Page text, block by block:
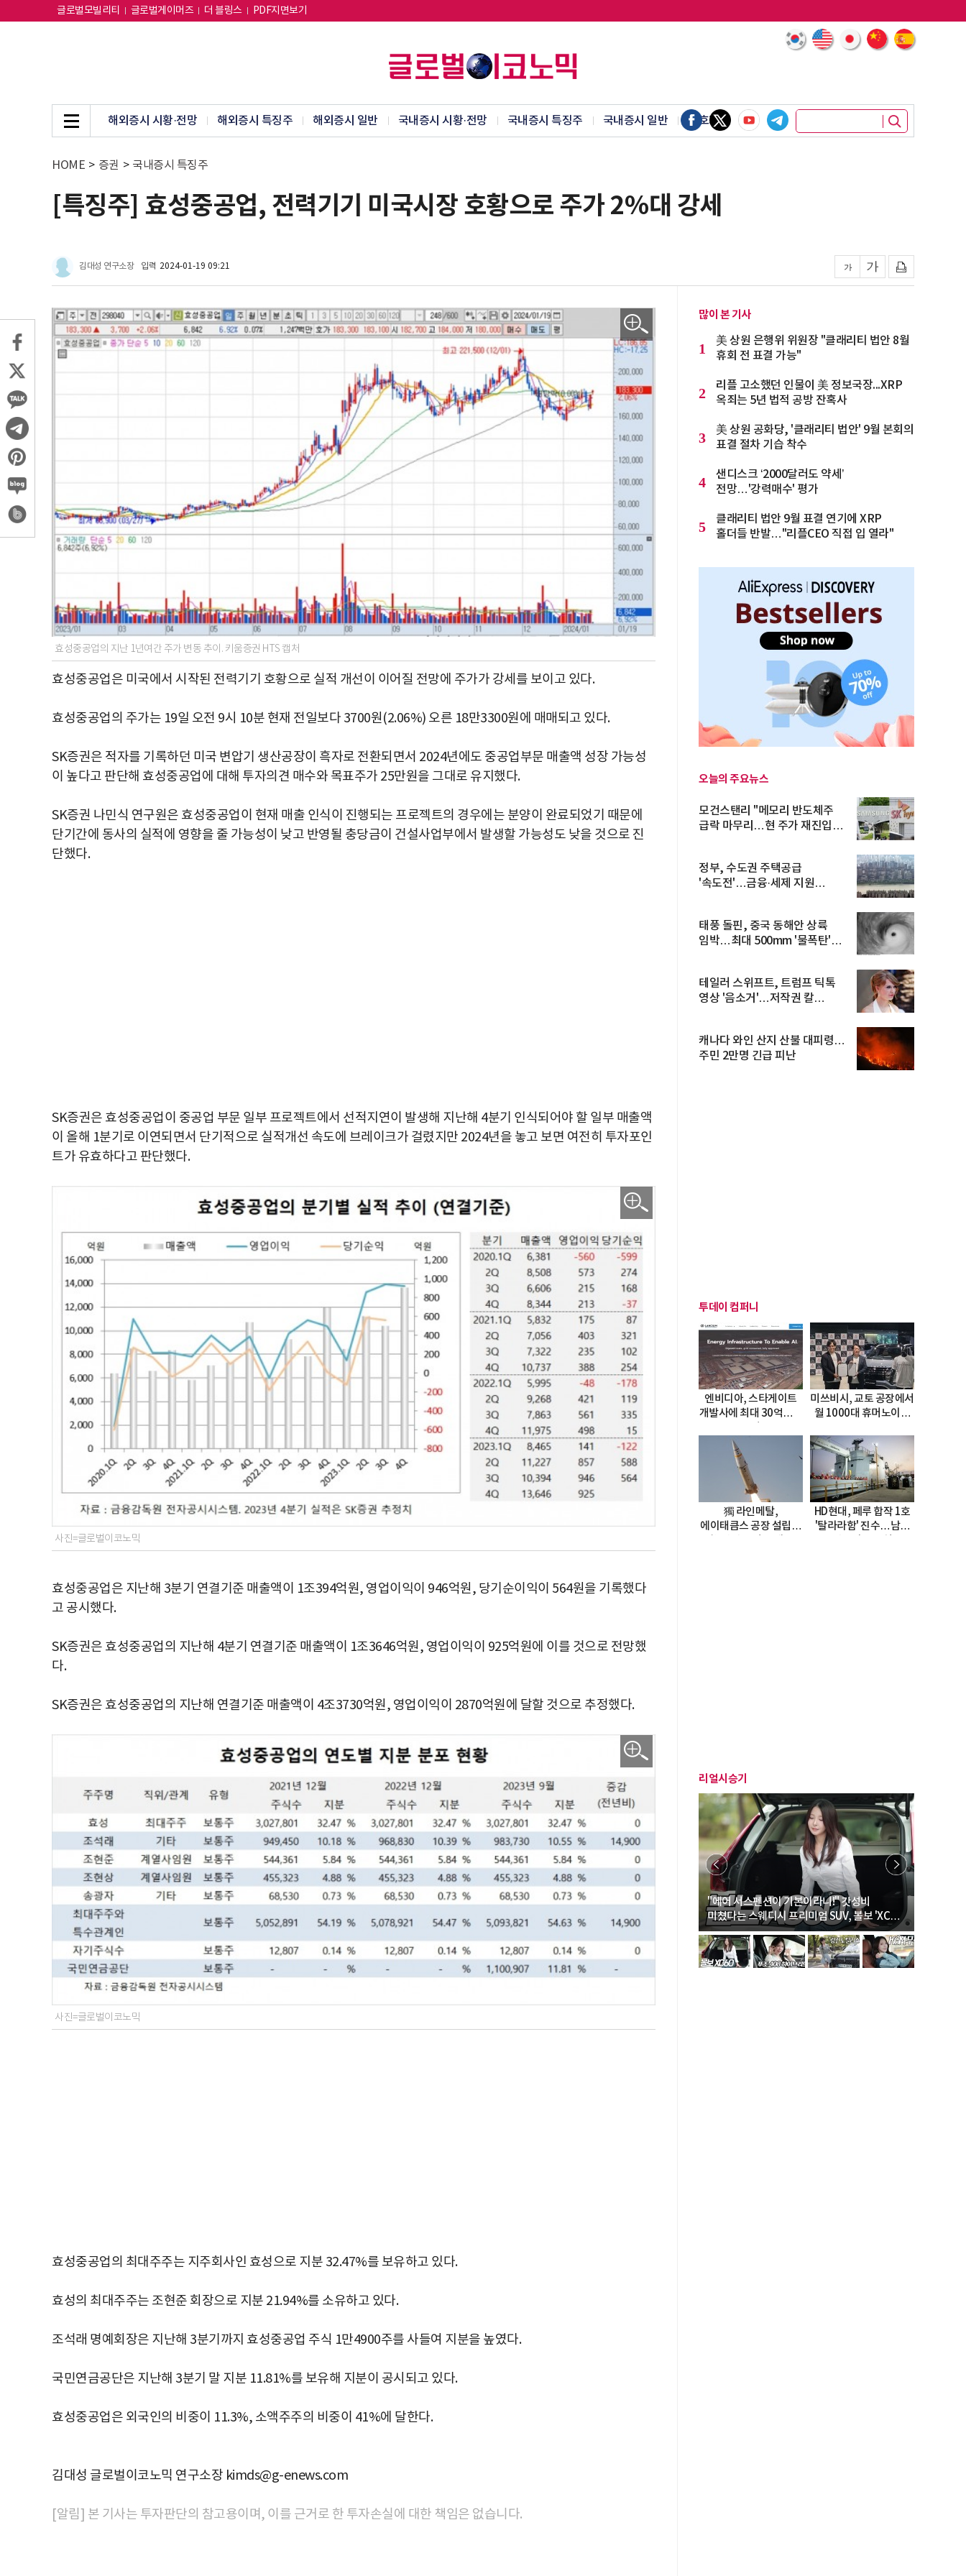
글로벌모빌리티 글로벌게이머즈 더 블링스 PDF지면보기
해외증시 시황·전망 해외증시 특징주 해외증시 일반 국내증시 시황·전망 국내증시 특징주 국내증시 일반 암호화폐
HOME > 증권 > 국내증시 특징주
[특징주] 효성중공업, 전력기기 미국시장 호황으로 주가 2%대 강세
김대성 연구소장 입력 2024-01-19 09:21
효성중공업의 지난 1년여간 주가 변동 추이. 키움증권 HTS 캡처
효성중공업은 미국에서 시작된 전력기기 호황으로 실적 개선이 이어질 전망에 주가가 강세를 보이고 있다.
효성중공업의 주가는 19일 오전 9시 10분 현재 전일보다 3700원(2.06%) 오른 18만3300원에 매매되고 있다.
SK증권은 적자를 기록하던 미국 변압기 생산공장이 흑자로 전환되면서 2024년에도 중공업부문 매출액 성장 가능성
이 높다고 판단해 효성중공업에 대해 투자의견 매수와 목표주가 25만원을 그대로 유지했다.
SK증권 나민식 연구원은 효성중공업이 현재 매출 인식이 진행되는 프로젝트의 경우에는 분양이 완료되었기 때문에
단기간에 동사의 실적에 영향을 줄 가능성이 낮고 반영될 충당금이 건설사업부에서 발생할 가능성도 낮을 것으로 진
단했다.
SK증권은 효성중공업이 중공업 부문 일부 프로젝트에서 선적지연이 발생해 지난해 4분기 인식되어야 할 일부 매출액
이 올해 1분기로 이연되면서 단기적으로 실적개선 속도에 브레이크가 걸렸지만 2024년을 놓고 보면 여전히 투자포인
트가 유효하다고 판단했다.
사진=글로벌이코노믹
효성중공업은 지난해 3분기 연결기준 매출액이 1조394억원, 영업이익이 946억원, 당기순이익이 564원을 기록했다
고 공시했다.
SK증권은 효성중공업의 지난해 4분기 연결기준 매출액이 1조3646억원, 영업이익이 925억원에 이를 것으로 전망했
다.
SK증권은 효성중공업의 지난해 연결기준 매출액이 4조3730억원, 영업이익이 2870억원에 달할 것으로 추정했다.
사진=글로벌이코노믹
효성중공업의 최대주주는 지주회사인 효성으로 지분 32.47%를 보유하고 있다.
효성의 최대주주는 조현준 회장으로 지분 21.94%를 소유하고 있다.
조석래 명예회장은 지난해 3분기까지 효성중공업 주식 1만4900주를 사들여 지분을 높였다.
국민연금공단은 지난해 3분기 말 지분 11.81%를 보유해 지분이 공시되고 있다.
효성중공업은 외국인의 비중이 11.3%, 소액주주의 비중이 41%에 달한다.
김대성 글로벌이코노믹 연구소장 kimds@g-enews.com
[알림] 본 기사는 투자판단의 참고용이며, 이를 근거로 한 투자손실에 대한 책임은 없습니다.
많이 본 기사
1
美 상원 은행위 위원장 "클래리티 법안 8월
휴회 전 표결 가능"
2
리플 고소했던 인물이 美 정보국장...XRP
옥죄는 5년 법적 공방 잔혹사
3
美 상원 공화당, '클래리티 법안' 9월 본회의
표결 절차 기습 착수
4
샌디스크 ‘2000달러도 약세’
전망…'강력매수' 평가
5
클래리티 법안 9월 표결 연기에 XRP
홀더들 반발…"리플CEO 직접 입 열라"
오늘의 주요뉴스
모건스탠리 "메모리 반도체주
급락 마무리…현 주가 재진입
정부, 수도권 주택공급
'속도전'…금융·세제 지원
태풍 돌핀, 중국 동해안 상륙
임박…최대 500mm '물폭탄'
테일러 스위프트, 트럼프 틱톡
영상 '음소거'…저작권 칼
캐나다 와인 산지 산불 대피령…
주민 2만명 긴급 피난
투데이 컴퍼니
엔비디아, 스타게이트
개발사에 최대 30억달러
미쓰비시, 교토 공장에서
월 1000대 휴머노이드
獨 라인메탈,
에이태큼스 공장 설립…
HD현대, 페루 합작 1호
'탈라라함' 진수…남미
리얼시승기
박지수 아나운서가 타본 ‘전설의 무쏘’… “여성·
초보자도 반할 반전 매력”
"에어 서스펜션이 기본이라니!" 갓성비
미쳤다는 스웨디시 프리미엄 SUV, 볼보 'XC60
B5 울트라'